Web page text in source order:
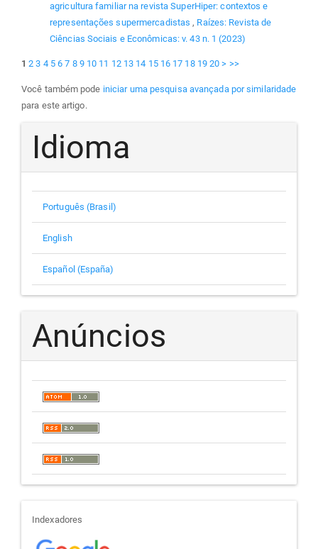
agricultura familiar na revista SuperHiper: contextos e
representações supermercadistas, Raízes: Revista de
Ciências Sociais e Econômicas: v. 43 n. 1 (2023)
1 2 3 4 5 6 7 8 9 10 11 12 13 14 15 16 17 18 19 20 > >>
Você também pode iniciar uma pesquisa avançada por similaridade
para este artigo.
Idioma
Português (Brasil)
English
Español (España)
Anúncios
indexadores
Indexadores